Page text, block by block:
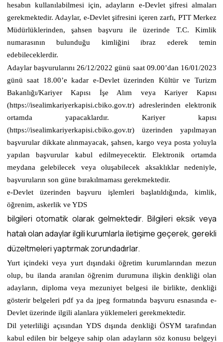
hesabın kullanılabilmesi için, adayların e-Devlet şifresi almaları
gerekmektedir. Adaylar, e-Devlet şifresini içeren zarfı, PTT Merkez
Müdürlüklerinden, şahsen başvuru ile üzerinde T.C. Kimlik
numarasının bulunduğu kimliğini ibraz ederek temin
edebileceklerdir.
Adaylar başvurularını 26/12/2022 günü saat 09.00’dan 16/01/2023
günü saat 18.00’e kadar e-Devlet üzerinden Kültür ve Turizm
Bakanlığı/Kariyer Kapısı İşe Alım veya Kariyer Kapısı
(https://isealimkariyerkapisi.cbiko.gov.tr) adreslerinden elektronik
ortamda yapacaklardır. Kariyer kapısı
(https://isealimkariyerkapisi.cbiko.gov.tr) üzerinden yapılmayan
başvurular dikkate alınmayacak, şahsen, kargo veya posta yoluyla
yapılan başvurular kabul edilmeyecektir. Elektronik ortamda
meydana gelebilecek veya oluşabilecek aksaklıklar nedeniyle,
başvuruların son güne bırakılmaması gerekmektedir.
e-Devlet üzerinden başvuru işlemleri başlatıldığında, kimlik,
öğrenim, askerlik ve YDS
bilgileri otomatik olarak gelmektedir. Bilgileri eksik veya
hatalı olan adaylar ilgili kurumlarla iletişime geçerek, gerekli
düzeltmeleri yaptırmak zorundadırlar.
Yurt içindeki veya yurt dışındaki öğretim kurumlarından mezun
olup, bu ilanda aranılan öğrenim durumuna ilişkin denkliği olan
adayların, diploma veya mezuniyet belgesi ile birlikte, denkliği
gösterir belgeleri pdf ya da jpeg formatında başvuru esnasında e-
Devlet üzerinde ilgili alanlara yüklemeleri gerekmektedir.
Dil yeterliliği açısından YDS dışında denkliği ÖSYM tarafından
kabul edilen bir belgeye sahip olan adayların söz konusu belgeyi